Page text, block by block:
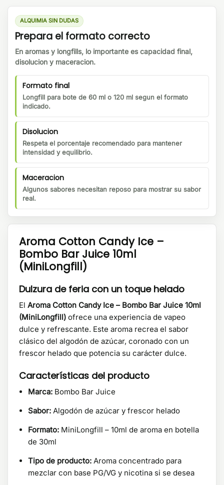
ALQUIMIA SIN DUDAS
Prepara el formato correcto
En aromas y longfills, lo importante es capacidad final,
disolucion y maceracion.
Formato final
Longfill para bote de 60 ml o 120 ml segun el formato
indicado.
Disolucion
Respeta el porcentaje recomendado para mantener
intensidad y equilibrio.
Maceracion
Algunos sabores necesitan reposo para mostrar su sabor
real.
Aroma Cotton Candy Ice –
Bombo Bar Juice 10ml
(MiniLongfill)
Dulzura de feria con un toque helado
El Aroma Cotton Candy Ice – Bombo Bar Juice 10ml
(MiniLongfill) ofrece una experiencia de vapeo
dulce y refrescante. Este aroma recrea el sabor
clásico del algodón de azúcar, coronado con un
frescor helado que potencia su carácter dulce.
Características del producto
Marca: Bombo Bar Juice
Sabor: Algodón de azúcar y frescor helado
Formato: MiniLongfill – 10ml de aroma en botella
de 30ml
Tipo de producto: Aroma concentrado para
mezclar con base PG/VG y nicotina si se desea